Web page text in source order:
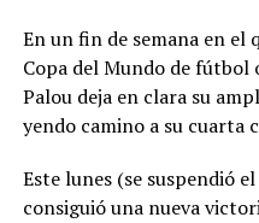
En un fin de semana en el
Copa del Mundo de fútbol
Palou deja en clara su
yendo camino a su cuarta
Este lunes (se suspendió
consiguió una nueva